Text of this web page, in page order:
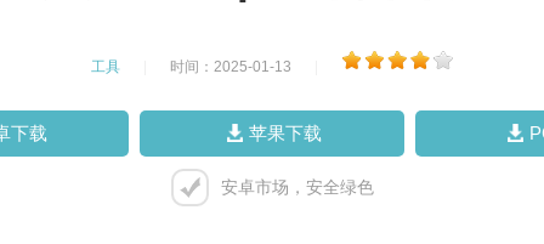
工具 时间：2025-01-13
下载 苹果下载
安卓市场，安全绿色